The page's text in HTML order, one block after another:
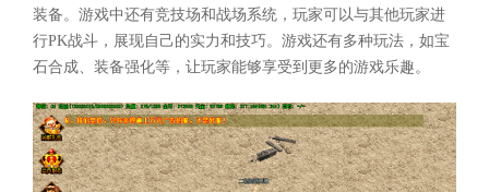
装备。游戏中还有竞技场和战场系统，玩家可以与其他玩家进
行PK战斗，展现自己的实力和技巧。游戏还有多种玩法，如宝
石合成、装备强化等，让玩家能够享受到更多的游戏乐趣。